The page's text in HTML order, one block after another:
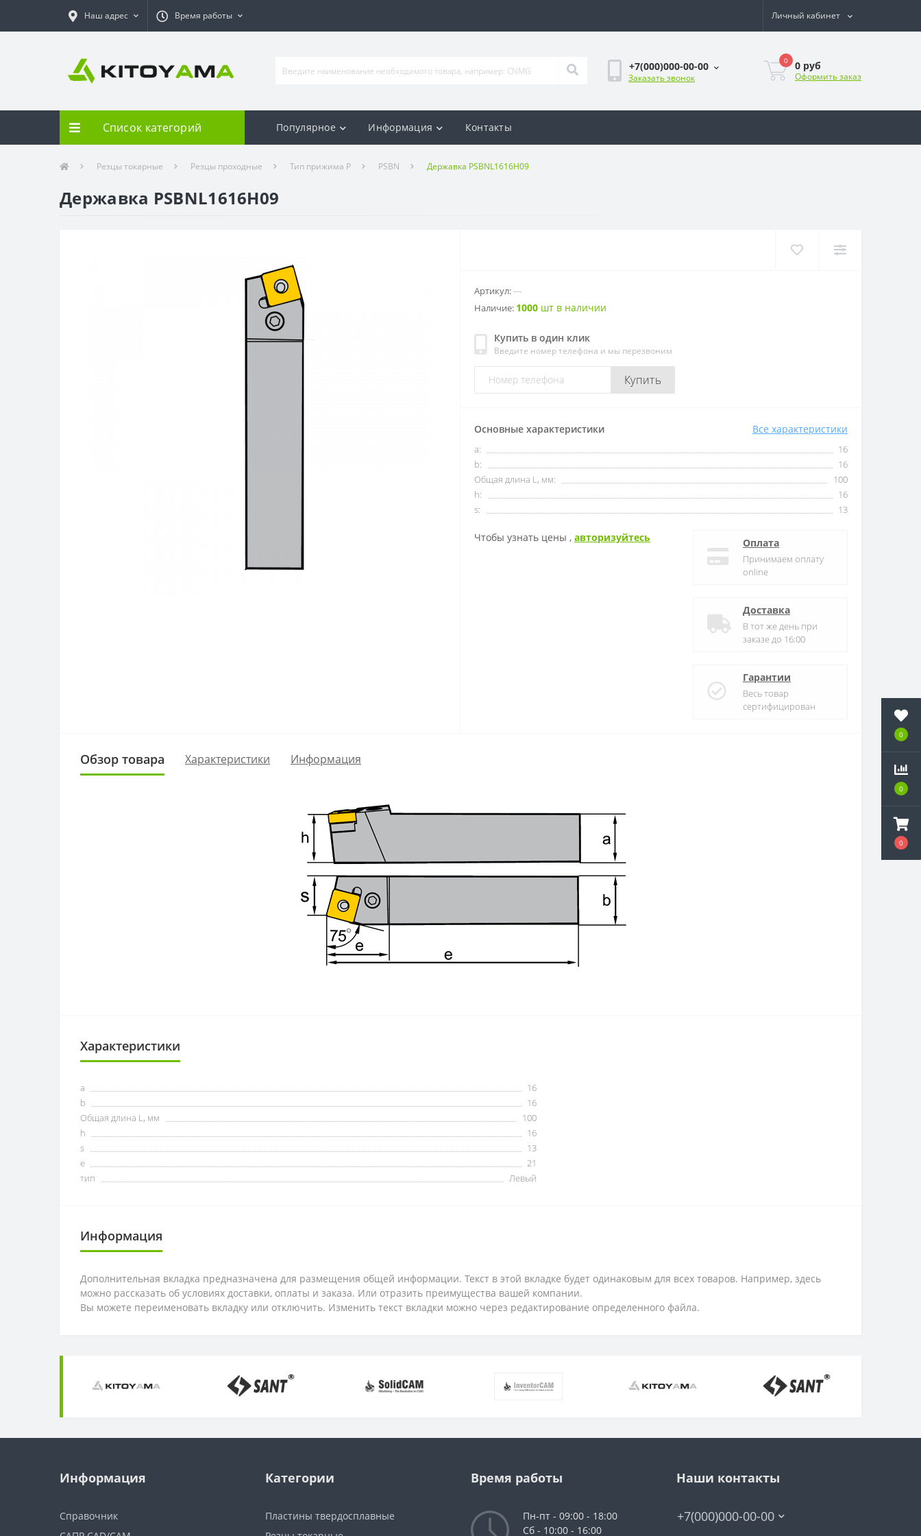
0
0
0
Наш адрес Время работы Личный кабинет
+7(000)000-00-00
Заказать звонок
0 0 руб
Оформить заказ
Список категорий Популярное Информация Контакты
Резцы токарные Резцы проходные Тип прижима P PSBN Державка PSBNL1616H09
Державка PSBNL1616H09
Артикул:---
Наличие: 1000 шт в наличии
Купить в один клик
Введите номер телефона и мы перезвоним
Купить
Основные характеристики Все характеристики
a:
16
b:
16
Общая длина L, мм:
100
h:
16
s:
13
Чтобы узнать цены , авторизуйтесь Оплата
Принимаем оплату
online
Доставка
В тот же день при
заказе до 16:00
Гарантии
Весь товар
сертифицирован
Обзор товара Характеристики Информация
Характеристики
a
16
b
16
Общая длина L, мм
100
h
16
s
13
e
21
тип
Левый
Информация
Дополнительная вкладка предназначена для размещения общей информации. Текст в этой вкладке будет одинаковым для всех товаров. Например, здесь
можно рассказать об условиях доставки, оплаты и заказа. Или отразить преимущества вашей компании.
Вы можете переименовать вкладку или отключить. Изменить текст вкладки можно через редактирование определенного файла.
Информация
Справочник
Категории
Пластины твердосплавные
Время работы
Пн-пт - 09:00 - 18:00
Сб - 10:00 - 16:00
Наши контакты
+7(000)000-00-00